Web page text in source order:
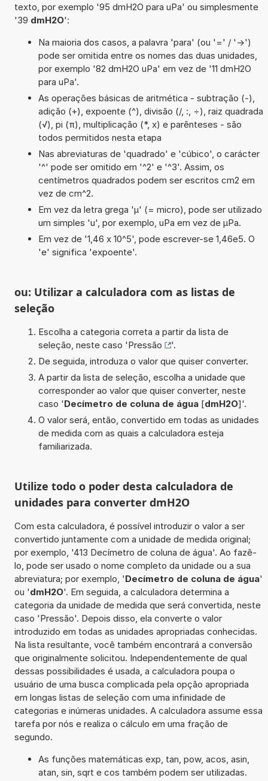
texto, por exemplo '95 dmH2O para uPa' ou simplesmente
'39 dmH2O':
Na maioria dos casos, a palavra 'para' (ou '=' / '->')
pode ser omitida entre os nomes das duas unidades,
por exemplo '82 dmH2O uPa' em vez de '11 dmH2O
para uPa'.
As operações básicas de aritmética - subtração (-),
adição (+), expoente (^), divisão (/, :, ÷), raiz quadrada
(√), pi (π), multiplicação (*, x) e parênteses - são
todos permitidos nesta etapa
Nas abreviaturas de 'quadrado' e 'cúbico', o carácter
'^' pode ser omitido em '^2' e '^3'. Assim, os
centímetros quadrados podem ser escritos cm2 em
vez de cm^2.
Em vez da letra grega 'µ' (= micro), pode ser utilizado
um simples 'u', por exemplo, uPa em vez de µPa.
Em vez de '1,46 x 10^5', pode escrever-se 1,46e5. O
'e' significa 'expoente'.
ou: Utilizar a calculadora com as listas de
seleção
Escolha a categoria correta a partir da lista de
seleção, neste caso 'Pressão
'.
De seguida, introduza o valor que quiser converter.
A partir da lista de seleção, escolha a unidade que
corresponder ao valor que quiser converter, neste
caso 'Decímetro de coluna de água[dmH2O]'.
O valor será, então, convertido em todas as unidades
de medida com as quais a calculadora esteja
familiarizada.
Utilize todo o poder desta calculadora de
unidades para converter dmH2O
Com esta calculadora, é possível introduzir o valor a ser
convertido juntamente com a unidade de medida original;
por exemplo, '413 Decímetro de coluna de água'. Ao fazê-
lo, pode ser usado o nome completo da unidade ou a sua
abreviatura; por exemplo, 'Decímetro de coluna de água'
ou 'dmH2O'. Em seguida, a calculadora determina a
categoria da unidade de medida que será convertida, neste
caso 'Pressão'. Depois disso, ela converte o valor
introduzido em todas as unidades apropriadas conhecidas.
Na lista resultante, você também encontrará a conversão
que originalmente solicitou. Independentemente de qual
dessas possibilidades é usada, a calculadora poupa o
usuário de uma busca complicada pela opção apropriada
em longas listas de seleção com uma infinidade de
categorias e inúmeras unidades. A calculadora assume essa
tarefa por nós e realiza o cálculo em uma fração de
segundo.
As funções matemáticas exp, tan, pow, acos, asin,
atan, sin, sqrt e cos também podem ser utilizadas.